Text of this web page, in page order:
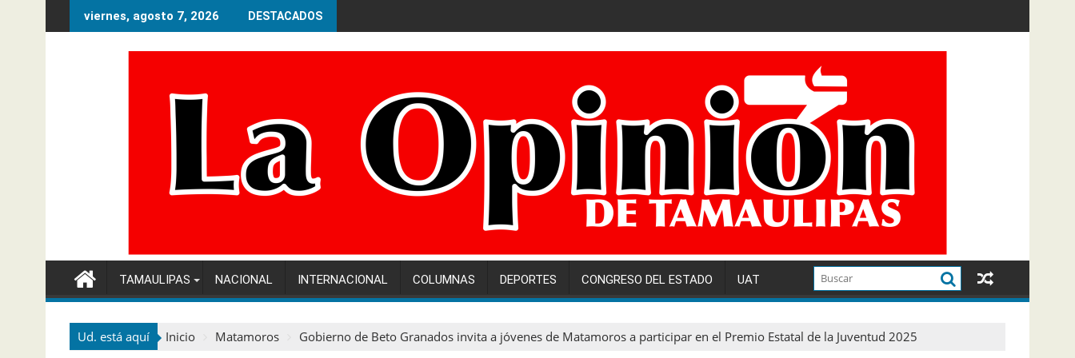
al
viernes, agosto 7, 2026 DESTACADOS
TAMAULIPAS NACIONAL INTERNACIONAL COLUMNAS DEPORTES CONGRESO DEL ESTADO UAT
Ud. está aquí Inicio Matamoros Gobierno de Beto Granados invita a jóvenes de Matamoros a participar en el Premio Estatal de la Juventud 2025